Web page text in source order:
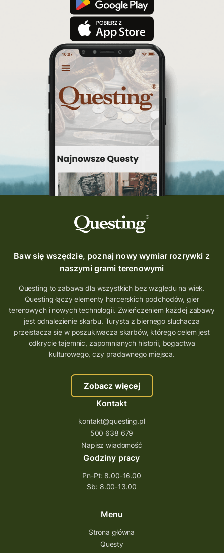
konkurs questy
quest rowerowy
festiwal Questingu
ciekawezwiedzanie
wyprawa po skarb
wycieczki śląskie
Warka
turystyka śląsk
top questy
Tokarnia
śląsk
Ruda Maleniecka
questinggryterenowe
Questing Świętokrzyskie
questing śląskie
Quest Szlak Przygody
przygoda
nowy quest
najlepsze questy
wycieczki
turystyka przygodowa
Szlak Przygody
szkolenie
szkło
scieżka questingowa
questy w Polsce
questujznami
QUESTOMANIA
questing.pl
Quest Koziołek Matołek
gra miejska
co zobaczyć na Śląsku
aplikacja questy
aplikacja gry terenowe
wielkopolskie questy
wakacje z questami
trenerzy questingu
szkolenie tworzenie questów
szkolenie questing
Stefan Żeromski
ścieżka
Rzeszów
questy świętokrzyskie
questujwpolsce
questuj z nami
questingwyprawa po skarb
questingowy projekt współpracy
questing wielkopolska
Questing Przecławski
Questing Łódzkie
questing gry terenowe
Quest Świętokrzyskie
Baw się wszędzie, poznaj nowy wymiar rozrywki z
naszymi grami terenowymi
Questing to zabawa dla wszystkich bez względu na wiek.
Questing łączy elementy harcerskich podchodów, gier
terenowych i nowych technologii. Zwieńczeniem każdej zabawy
jest odnalezienie skarbu. Turysta z biernego słuchacza
przeistacza się w poszukiwacza skarbów, którego celem jest
odkrycie tajemnic, zapomnianych historii, bogactwa
kulturowego, czy pradawnego miejsca.
Zobacz więcej
Kontakt
kontakt@questing.pl
500 638 679
Napisz wiadomość
Godziny pracy
Pn-Pt: 8.00-16.00
Sb: 8.00-13.00
Menu
Strona główna
Questy